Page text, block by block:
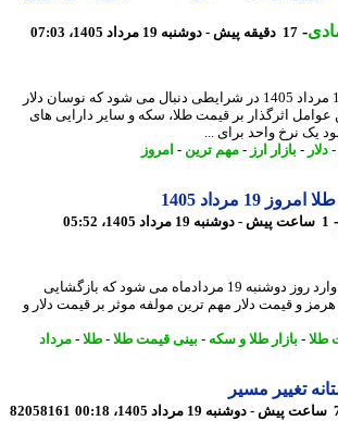
-17 دقیقه پیش - دوشنبه 19 مرداد 1405، 07:03
بازار ارز امروز دوشنبه 19 مرداد 1405 در شرایطی دنبال می شود که نوسان دلار
اثرگذار بر قیمت طلا، سکه و سایر دارایی های
نرخ واحد برای ...
-بازار ارز- مهم ترین- امروز
1405
بازار طلا و سکه در حالی وارد روز دوشنبه 19 مردادماه می شود که بازگشایی
قیمت دلار مهم ترین مولفه موثر بر قیمت دلار و
-بازار طلا و سکه-بینی قیمت طلا-طلا-مرداد
تغییر مسیر
82058161